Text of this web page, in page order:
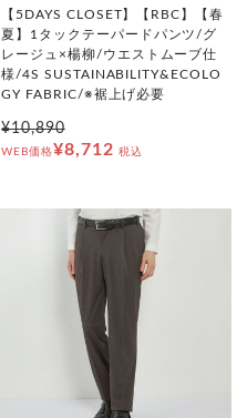
【5DAYS CLOSET】【RBC】【春
夏】1タックテーパードパンツ/グ
レージュ×楊柳/ウエストムーブ仕
様/4S SUSTAINABILITY&ECOLO
GY FABRIC/※裾上げ必要
¥10,890
WEB価格¥8,712 税込